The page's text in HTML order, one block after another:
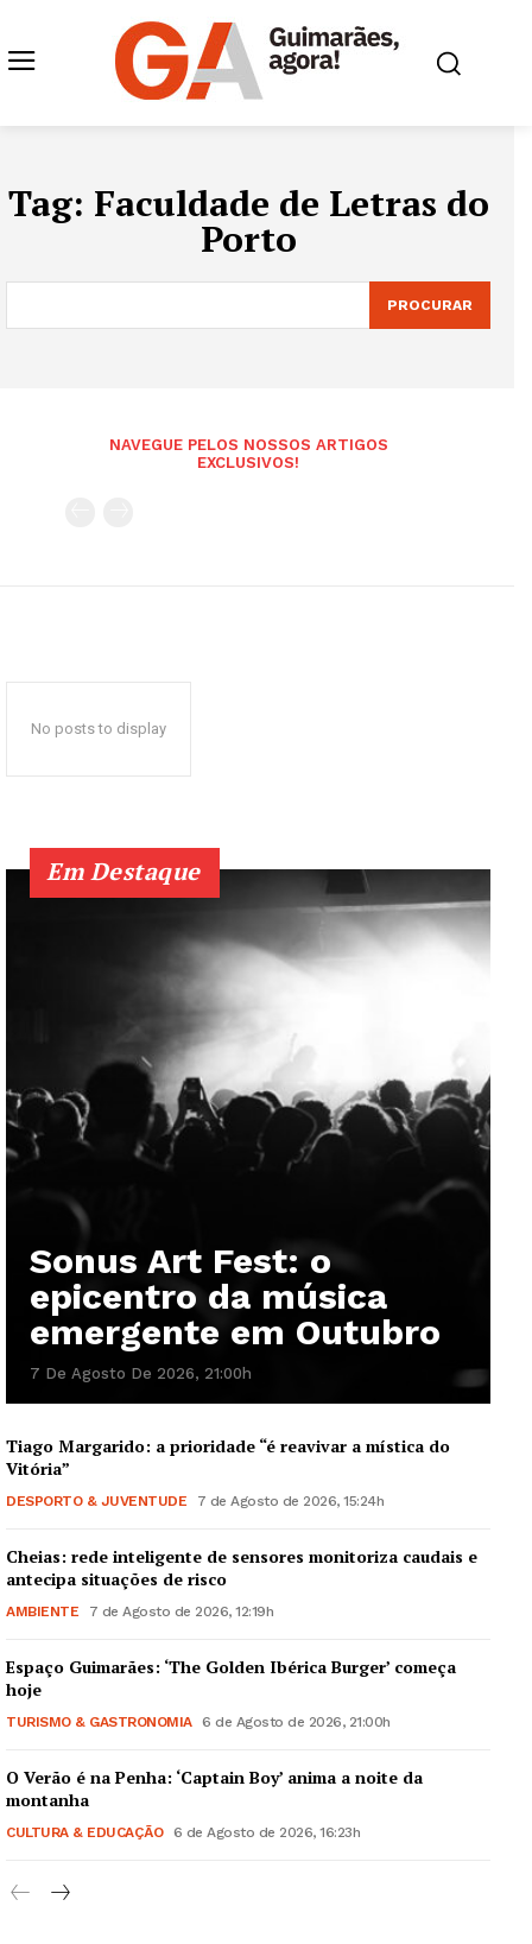
Guimarães, agora!
SUBSCREVA JÁ!
Tag: Faculdade de Letras do
Porto
PROCURAR
NAVEGUE PELOS NOSSOS ARTIGOS
EXCLUSIVOS!
No posts to display
Em Destaque
Sonus Art Fest: o
epicentro da música
emergente em Outubro
7 De Agosto De 2026, 21:00h
Tiago Margarido: a prioridade “é reavivar a mística do
Vitória”
DESPORTO & JUVENTUDE 7 de Agosto de 2026, 15:24h
Cheias: rede inteligente de sensores monitoriza caudais e
antecipa situações de risco
AMBIENTE 7 de Agosto de 2026, 12:19h
Espaço Guimarães: ‘The Golden Ibérica Burger’ começa
hoje
TURISMO & GASTRONOMIA 6 de Agosto de 2026, 21:00h
O Verão é na Penha: ‘Captain Boy’ anima a noite da
montanha
CULTURA & EDUCAÇÃO 6 de Agosto de 2026, 16:23h